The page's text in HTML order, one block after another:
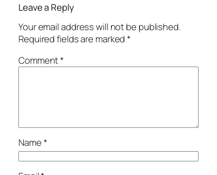
Leave a Reply
Your email address will not be published.
Required fields are marked*
Comment*
Name*